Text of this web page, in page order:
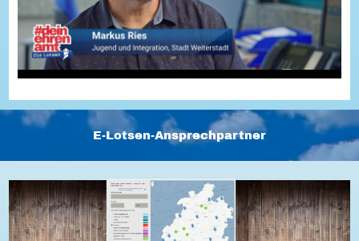
Service
Suche
Downloads
Kontakt
Impressum
Barriere melden
E-Lotsen-Ansprechpartner